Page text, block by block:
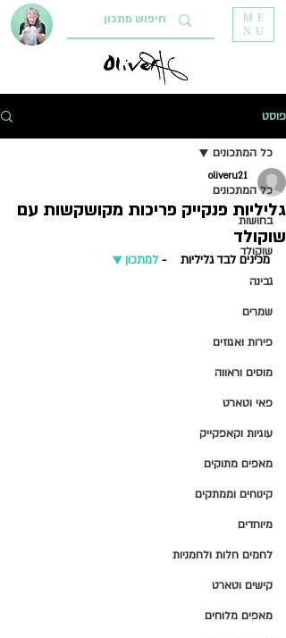
ME
NU
פוסט
כל המתכונים
בחושות
שוקולד
גבינה
שמרים
פירות ואגוזים
מוסים וראווה
פאי וטארט
עוגיות וקאפקייק
מאפים מתוקים
קינוחים וממתקים
מיוחדים
לחמים חלות ולחמניות
קישים וטארט
מאפים מלוחים
כל המתכונים
גליליות פנקייק פריכות מקושקשות עם
שוקולד
oliveru21
מכינים לבד גליליות    - למתכון ▼